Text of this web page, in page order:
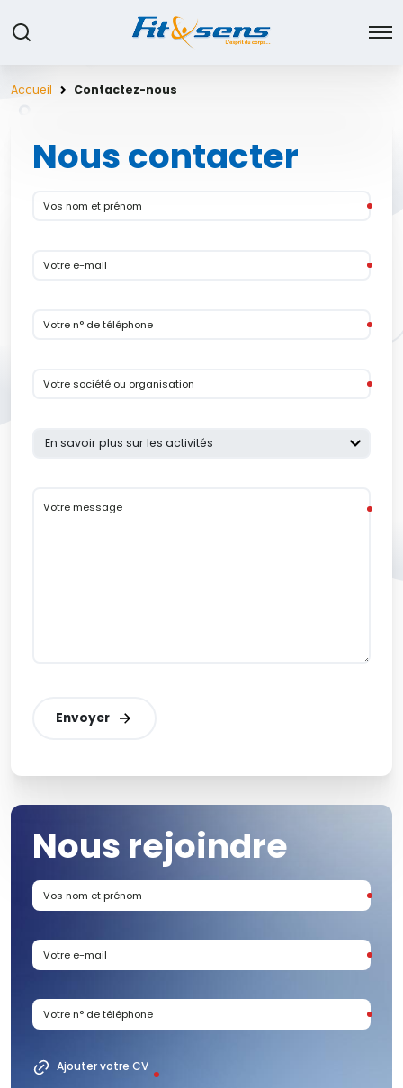
Accueil Contactez-nous
Nous contacter
Vos nom et prénom
Votre e-mail
Votre n° de téléphone
Votre société ou organisation
Votre message
Envoyer
Nous rejoindre
Vos nom et prénom
Votre e-mail
Votre n° de téléphone
Ajouter votre CV